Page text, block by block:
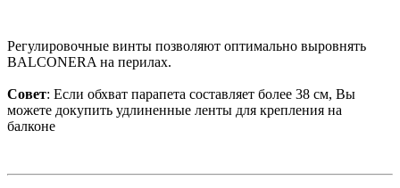
Регулировочные винты позволяют оптимально выровнять
BALCONERA на перилах.
Совет: Если обхват парапета составляет более 38 см, Вы
можете докупить удлиненные ленты для крепления на
балконе